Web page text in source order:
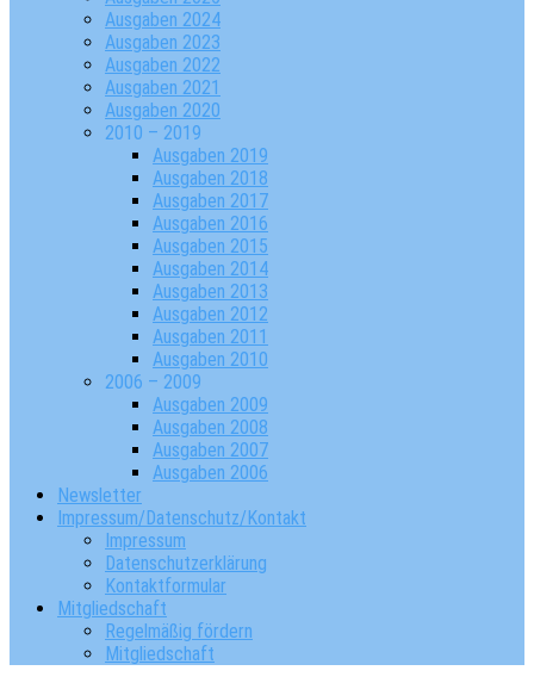
Ausgaben 2024
Ausgaben 2023
Ausgaben 2022
Ausgaben 2021
Ausgaben 2020
2010 – 2019
Ausgaben 2019
Ausgaben 2018
Ausgaben 2017
Ausgaben 2016
Ausgaben 2015
Ausgaben 2014
Ausgaben 2013
Ausgaben 2012
Ausgaben 2011
Ausgaben 2010
2006 – 2009
Ausgaben 2009
Ausgaben 2008
Ausgaben 2007
Ausgaben 2006
Newsletter
Impressum/Datenschutz/Kontakt
Impressum
Datenschutzerklärung
Kontaktformular
Mitgliedschaft
Regelmäßig fördern
Mitgliedschaft